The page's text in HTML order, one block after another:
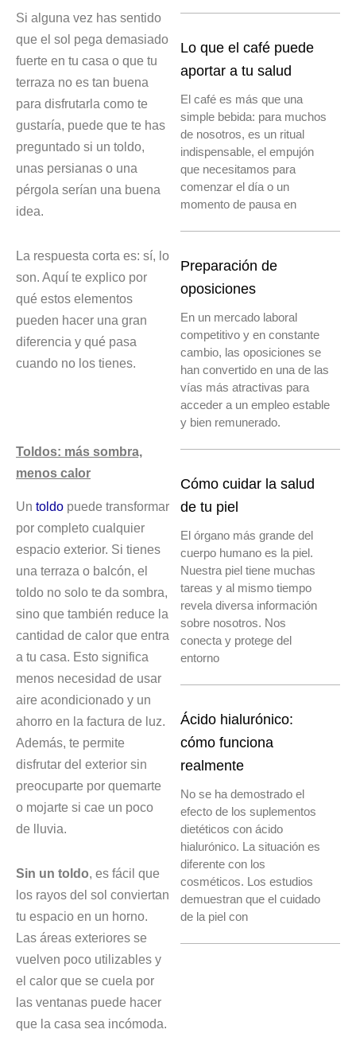
Si alguna vez has sentido
que el sol pega demasiado
fuerte en tu casa o que tu
terraza no es tan buena
para disfrutarla como te
gustaría, puede que te has
preguntado si un toldo,
unas persianas o una
pérgola serían una buena
idea.
La respuesta corta es: sí, lo
son. Aquí te explico por
qué estos elementos
pueden hacer una gran
diferencia y qué pasa
cuando no los tienes.
Toldos: más sombra,
menos calor
Un toldo puede transformar
por completo cualquier
espacio exterior. Si tienes
una terraza o balcón, el
toldo no solo te da sombra,
sino que también reduce la
cantidad de calor que entra
a tu casa. Esto significa
menos necesidad de usar
aire acondicionado y un
ahorro en la factura de luz.
Además, te permite
disfrutar del exterior sin
preocuparte por quemarte
o mojarte si cae un poco
de lluvia.
Sin un toldo, es fácil que
los rayos del sol conviertan
tu espacio en un horno.
Las áreas exteriores se
vuelven poco utilizables y
el calor que se cuela por
las ventanas puede hacer
que la casa sea incómoda.
Lo que el café puede
aportar a tu salud
El café es más que una
simple bebida: para muchos
de nosotros, es un ritual
indispensable, el empujón
que necesitamos para
comenzar el día o un
momento de pausa en
Preparación de
oposiciones
En un mercado laboral
competitivo y en constante
cambio, las oposiciones se
han convertido en una de las
vías más atractivas para
acceder a un empleo estable
y bien remunerado.
Cómo cuidar la salud
de tu piel
El órgano más grande del
cuerpo humano es la piel.
Nuestra piel tiene muchas
tareas y al mismo tiempo
revela diversa información
sobre nosotros. Nos
conecta y protege del
entorno
Ácido hialurónico:
cómo funciona
realmente
No se ha demostrado el
efecto de los suplementos
dietéticos con ácido
hialurónico. La situación es
diferente con los
cosméticos. Los estudios
demuestran que el cuidado
de la piel con